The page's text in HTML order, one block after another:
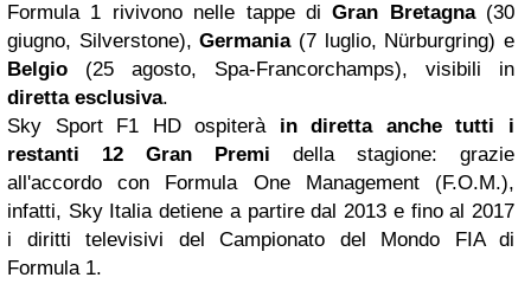
Formula 1 rivivono nelle tappe diGran Bretagna (30
giugno, Silverstone),Germania(7 luglio, Nürburgring) e
Belgio (25 agosto, Spa-Francorchamps), visibili in
diretta esclusiva.
Sky Sport F1 HD ospiterà in diretta anche tutti i
restanti
12 Gran Premi della stagione: grazie
all'accordo con Formula One Management (F.O.M.),
infatti, Sky Italia detiene a partire dal 2013 e fino al 2017
i diritti televisivi del Campionato del Mondo FIA di
Formula 1.